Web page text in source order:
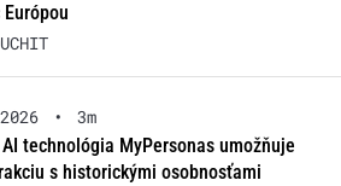
•
3m
technológia MyPersonas umožňuje
s historickými osobnosťami